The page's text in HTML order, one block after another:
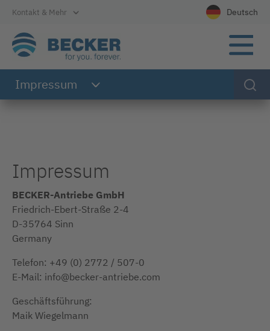
Direkt zur Hauptnavigation
Direkt zum Inhalt
Direkt zum Footer
Kontakt & Mehr Deutsch
Impressum
Impressum
BECKER-Antriebe GmbH
Friedrich-Ebert-Straße 2-4
D-35764 Sinn
Germany
Telefon: +49 (0) 2772 / 507-0
E-Mail: info@becker-antriebe.com
Geschäftsführung:
Maik Wiegelmann